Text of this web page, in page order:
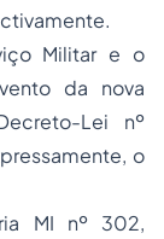
Militar e o
da nova
Lei nº
o
MI nº 302,